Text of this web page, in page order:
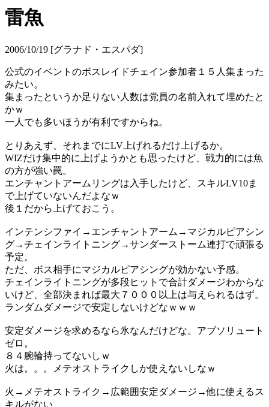
雷魚
2006/10/19 [グラナド・エスパダ]
公式のイベントのボスレイドチェイン参加者１５人集まった
みたい。
集まったというか足りない人数は党員の名前入れて埋めたと
かｗ
一人でも多いほうが有利ですからね。
とりあえず、それまでにLV上げれるだけ上げるか。
WIZだけ集中的に上げようかとも思ったけど、戦力的には魚
の方が強い罠。
エンチャントアームリングは入手したけど、スキルLV10ま
で上げていないんだよなｗ
後１だから上げておこう。
インテンシファイ→エンチャントアーム→マジカルピアシン
グ→チェインライトニング→サンダーストーム連打で頑張る
予定。
ただ、ボス相手にマジカルピアシングが効かない予感。
チェインライトニングが多段ヒットで合計ダメージわからな
いけど、全部決まれば最大７０００以上は与えられるはず。
ランダムダメージで安定しないけどなｗｗｗ
安定ダメージを求めるなら氷なんだけどな。アブソリュート
ゼロ。
８４腕輪持ってないしｗ
火は。。。メテオストライクしか使えないしなｗ
火→メテオストライク→広範囲安定ダメージ→他に使えるス
キルがない